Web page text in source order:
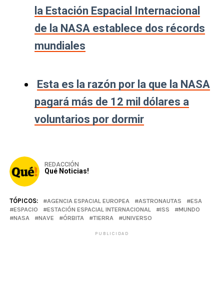
la Estación Espacial Internacional
de la NASA establece dos récords
mundiales
Esta es la razón por la que la NASA
pagará más de 12 mil dólares a
voluntarios por dormir
REDACCIÓN
Qué Noticias!
TÓPICOS: AGENCIA ESPACIAL EUROPEA ASTRONAUTAS
ESA
ESPACIO
ESTACIÓN ESPACIAL INTERNACIONAL ISS
MUNDO
NASA
NAVE ÓRBITA TIERRA UNIVERSO
PUBLICIDAD